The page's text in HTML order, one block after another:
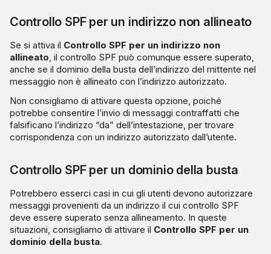
Controllo SPF per un indirizzo non allineato
Se si attiva il Controllo SPF per un indirizzo non
allineato , il controllo SPF può comunque essere superato,
anche se il dominio della busta dell’indirizzo del mittente nel
messaggio non è allineato con l’indirizzo autorizzato.
Non consigliamo di attivare questa opzione, poiché
potrebbe consentire l’invio di messaggi contraffatti che
falsificano l’indirizzo “da” dell’intestazione, per trovare
corrispondenza con un indirizzo autorizzato dall’utente.
Controllo SPF per un dominio della busta
Potrebbero esserci casi in cui gli utenti devono autorizzare
messaggi provenienti da un indirizzo il cui controllo SPF
deve essere superato senza allineamento. In queste
situazioni, consigliamo di attivare il Controllo SPF per un
dominio della busta.